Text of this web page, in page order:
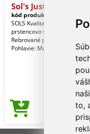
to,
Sol's Justin - Men's
kód produktu:
SOLS Kvalita. 100 %
prstencovo spriadaná bavlna.
Rebrované previazanie.
Pohlavie: Muži